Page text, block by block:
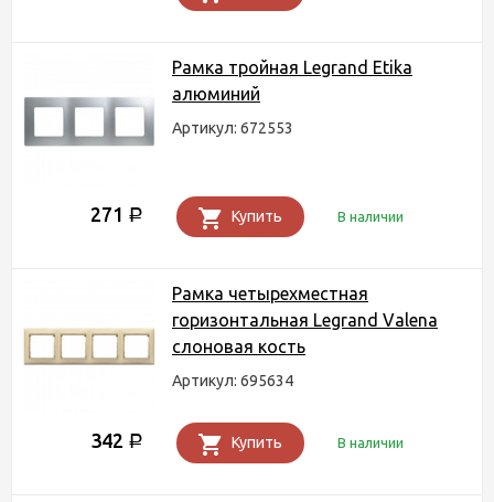
Рамка тройная Legrand Etika
алюминий
Артикул: 672553
271 Р Купить В наличии
Рамка четырехместная
горизонтальная Legrand Valena
слоновая кость
Артикул: 695634
342 Р Купить В наличии